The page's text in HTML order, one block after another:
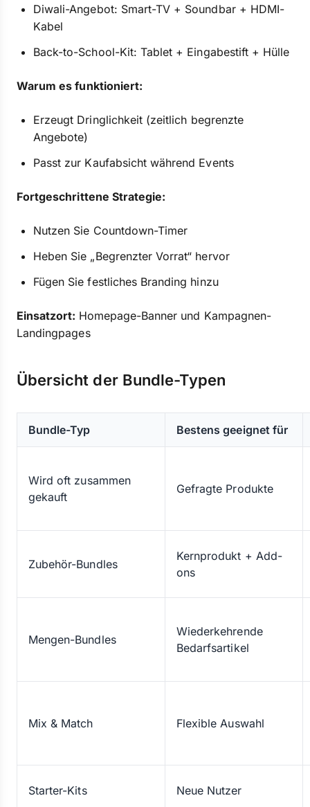
Diwali-Angebot: Smart-TV + Soundbar + HDMI-
Kabel
Back-to-School-Kit: Tablet + Eingabestift + Hülle
Warum es funktioniert:
Erzeugt Dringlichkeit (zeitlich begrenzte
Angebote)
Passt zur Kaufabsicht während Events
Fortgeschrittene Strategie:
Nutzen Sie Countdown-Timer
Heben Sie „Begrenzter Vorrat“ hervor
Fügen Sie festliches Branding hinzu
Einsatzort: Homepage-Banner und Kampagnen-
Landingpages
Übersicht der Bundle-Typen
Bundle-Typ Bestens geeignet für
Wird oft zusammen
gekauft
Gefragte Produkte
Zubehör-Bundles
Kernprodukt + Add-
ons
Mengen-Bundles
Wiederkehrende
Bedarfsartikel
Mix & Match Flexible Auswahl
Starter-Kits Neue Nutzer